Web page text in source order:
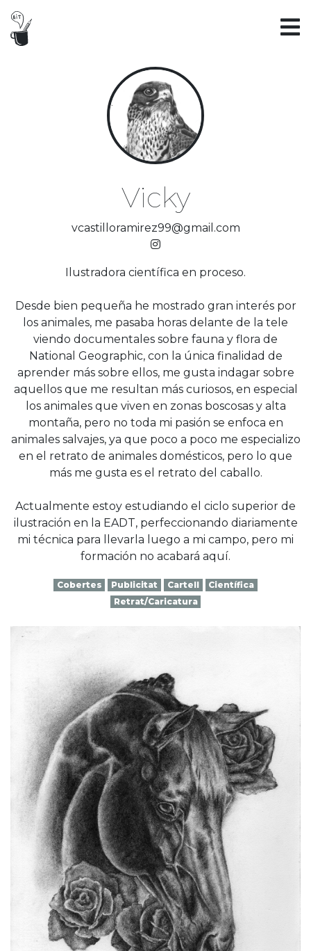
Vicky
vcastilloramirez99@gmail.com
Ilustradora científica en proceso.
Desde bien pequeña he mostrado gran interés por
los animales, me pasaba horas delante de la tele
viendo documentales sobre fauna y flora de
National Geographic, con la única finalidad de
aprender más sobre ellos, me gusta indagar sobre
aquellos que me resultan más curiosos, en especial
los animales que viven en zonas boscosas y alta
montaña, pero no toda mi pasión se enfoca en
animales salvajes, ya que poco a poco me especializo
en el retrato de animales domésticos, pero lo que
más me gusta es el retrato del caballo.
Actualmente estoy estudiando el ciclo superior de
ilustración en la EADT, perfeccionando diariamente
mi técnica para llevarla luego a mi campo, pero mi
formación no acabará aquí.
Cobertes Publicitat Cartell
Científica
Retrat/Caricatura